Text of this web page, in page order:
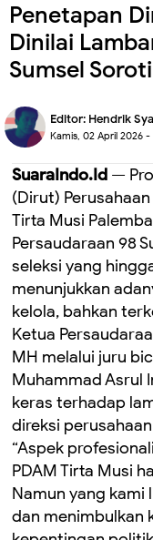
Penetapan
Dinilai
Sumsel
Editor: Hendrik
Kamis, 02 April 2026 -
SuaraIndo.Id —
(Dirut)
Tirta Musi
Persaudaraan 98
seleksi yang
menunjukkan
kelola, bahkan
Ketua
MH melalui juru
Muhammad Asrul
keras terhadap
direksi
“Aspek
PDAM Tirta Musi
Namun yang kami
dan menimbulkan